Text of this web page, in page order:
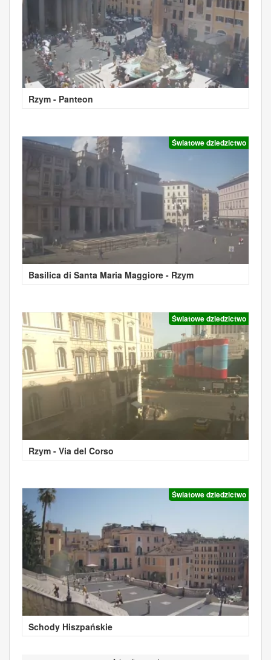
Rzym - Panteon
Światowe dziedzictwo
Basilica di Santa Maria Maggiore - Rzym
Światowe dziedzictwo
Rzym - Via del Corso
Światowe dziedzictwo
Schody Hiszpańskie